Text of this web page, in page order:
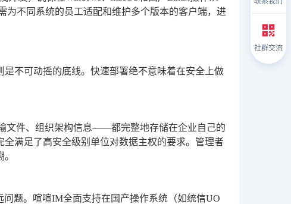
不同系统的员工适配和维护多个版本的客户端，进
不可动摇的底线。快速部署绝不意味着在安全上做
文件、组织架构信息——都完整地存储在企业自己的
满足了高安全级别单位对数据主权的要求。管理者
题。喧喧IM全面支持在国产操作系统（如统信UO
社群交流